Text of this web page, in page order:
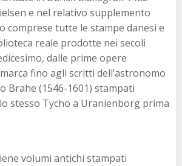
e nel relativo supplemento
comprese tutte le stampe danesi e
reale prodotte nei secoli
dalle prime opere
fino agli scritti dell’astronomo
Brahe (1546-1601) stampati
stesso Tycho a Uranienborg prima
volumi antichi stampati